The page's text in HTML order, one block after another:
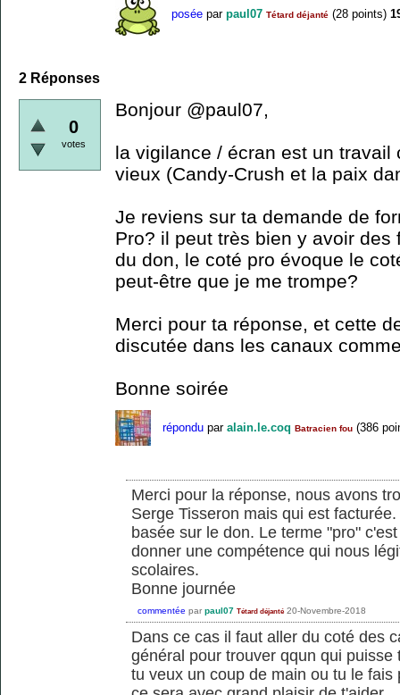
posée par paul07 Tétard déjanté (28 points)
2 Réponses
0
votes
Bonjour @paul07,
la vigilance / écran est un travail
vieux (Candy-Crush et la paix
Je reviens sur ta demande de
Pro? il peut très bien y avoir
du don, le coté pro évoque le
peut-être que je me trompe?
Merci pour ta réponse, et cette
discutée dans les canaux
Bonne soirée
répondu par alain.le.coq Batracien fou (386
Merci pour la réponse, nous avons
Serge Tisseron mais qui est
basée sur le don. Le terme "pro"
donner une compétence qui nous
scolaires.
Bonne journée
commentée par paul07 Tétard déjanté 20-Novembre-2018
Dans ce cas il faut aller du coté des
général pour trouver qqun qui puisse
tu veux un coup de main ou tu le fais